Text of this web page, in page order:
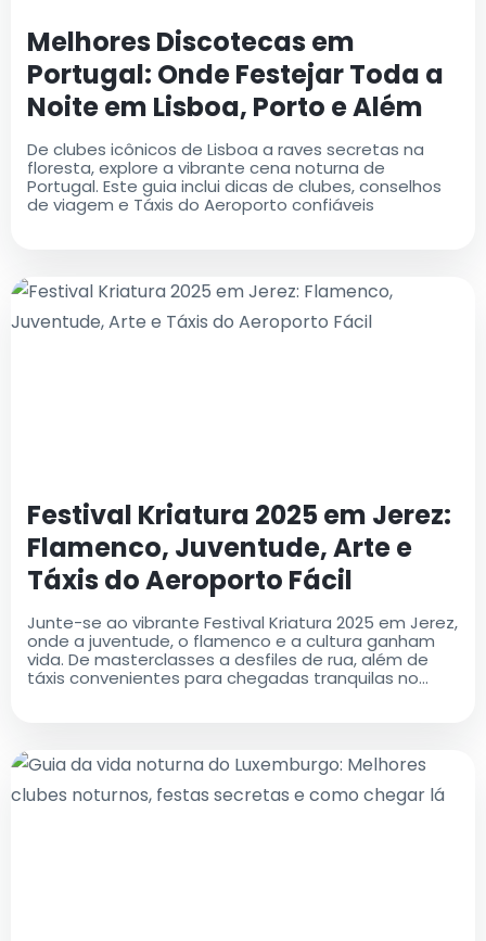
Melhores Discotecas em
Portugal: Onde Festejar Toda a
Noite em Lisboa, Porto e Além
De clubes icônicos de Lisboa a raves secretas na
floresta, explore a vibrante cena noturna de
Portugal. Este guia inclui dicas de clubes, conselhos
de viagem e Táxis do Aeroporto confiáveis
Festival Kriatura 2025 em Jerez:
Flamenco, Juventude, Arte e
Táxis do Aeroporto Fácil
Junte-se ao vibrante Festival Kriatura 2025 em Jerez,
onde a juventude, o flamenco e a cultura ganham
vida. De masterclasses a desfiles de rua, além de
táxis convenientes para chegadas tranquilas no